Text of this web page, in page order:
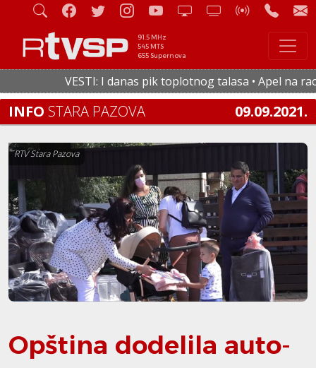
91.5 MHz
545 MTS
655 Supernova
VESTI: I danas pik toplotnog talasa • Apel na
INFO STARA PAZOVA 09.09.2021.
RTV Stara Pazova
Opština dodelila auto-